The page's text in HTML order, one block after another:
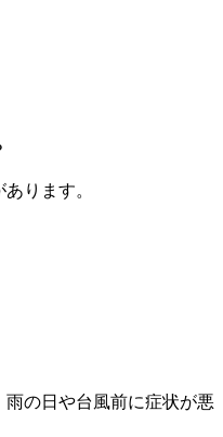
ります。
の日や台風前に症状が悪